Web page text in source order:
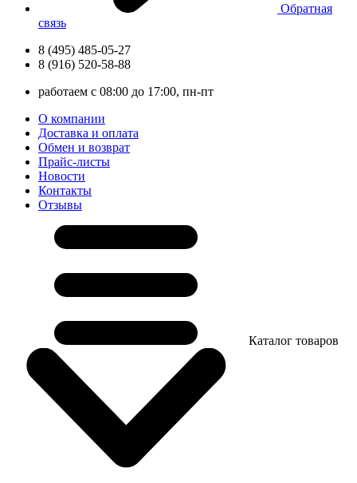
Обратная
связь
8 (495) 485-05-27
8 (916) 520-58-88
работаем с 08:00 до 17:00, пн-пт
О компании
Доставка и оплата
Обмен и возврат
Прайс-листы
Новости
Контакты
Отзывы
Каталог товаров